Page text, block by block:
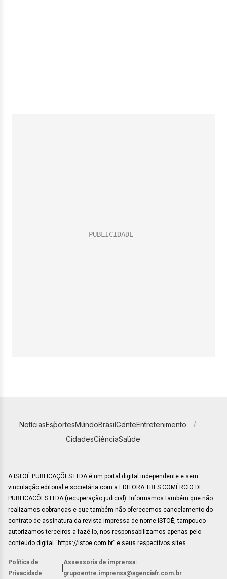
NotíciasEsportesMundoBrasilGenteEntretenimento
CidadesCiênciaSaúde
A ISTOÉ PUBLICAÇÕES LTDA é um portal digital independente e sem
vinculação editorial e societária com a EDITORA TRES COMÉRCIO DE
PUBLICACÕES LTDA (recuperação judicial). Informamos também que não
realizamos cobranças e que também não oferecemos cancelamento do
contrato de assinatura da revista impressa de nome ISTOÉ, tampouco
autorizamos terceiros a fazê-lo, nos responsabilizamos apenas pelo
conteúdo digital “https://istoe.com.br” e seus respectivos sites.
Política de
Privacidade
Assessoria de imprensa:
grupoentre.imprensa@agenciafr.com.br